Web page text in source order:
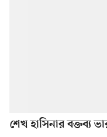
শেখ হাসিনার বক্তব্য